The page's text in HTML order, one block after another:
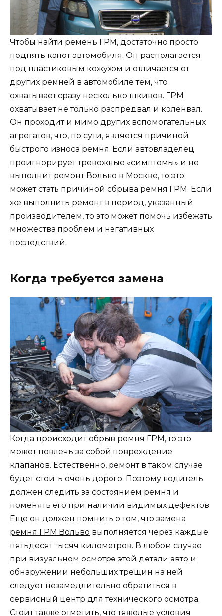
Чтобы найти ремень ГРМ, достаточно просто
поднять капот автомобиля. Он располагается
под пластиковым кожухом и отличается от
других ремней в автомобиле тем, что
охватывает сразу несколько шкивов. ГРМ
охватывает не только распредвал и коленвал.
Он проходит и мимо других вспомогательных
агрегатов, что, по сути, является причиной
быстрого износа ремня. Если автовладелец
проигнорирует тревожные «симптомы» и не
выполнит ремонт Вольво в Москве, то это
может стать причиной обрыва ремня ГРМ. Если
же выполнить ремонт в период, указанный
производителем, то это может помочь избежать
множества проблем и негативных
последствий.
Когда требуется замена
Когда происходит обрыв ремня ГРМ, то это
может повлечь за собой повреждение
клапанов. Естественно, ремонт в таком случае
будет стоить очень дорого. Поэтому водитель
должен следить за состоянием ремня и
поменять его при наличии видимых дефектов.
Еще он должен помнить о том, что замена
ремня ГРМ Вольво выполняется через каждые
пятьдесят тысяч километров. В любом случае
при визуальном осмотре этой детали авто и
обнаружении небольших трещин на ней
следует незамедлительно обратиться в
сервисный центр для технического осмотра.
Стоит также отметить, что тяжелые условия